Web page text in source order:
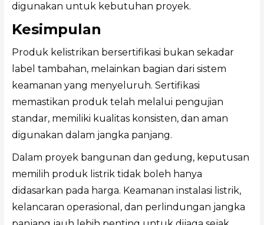
digunakan untuk kebutuhan proyek.
Kesimpulan
Produk kelistrikan bersertifikasi bukan sekadar
label tambahan, melainkan bagian dari sistem
keamanan yang menyeluruh. Sertifikasi
memastikan produk telah melalui pengujian
standar, memiliki kualitas konsisten, dan aman
digunakan dalam jangka panjang.
Dalam proyek bangunan dan gedung, keputusan
memilih produk listrik tidak boleh hanya
didasarkan pada harga. Keamanan instalasi listrik,
kelancaran operasional, dan perlindungan jangka